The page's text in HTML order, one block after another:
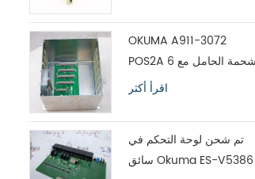
OKUMA A911-3072
POS2A 6 شحمة الحامل مع
اللوحة ES-V5390اقرأ أكثر
تم شحن لوحة التحكم في
سائق Okuma ES-V5386